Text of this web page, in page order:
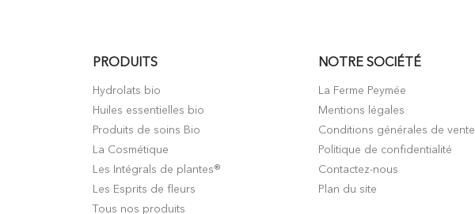
PRODUITS
Hydrolats bio
Huiles essentielles bio
Produits de soins Bio
La Cosmétique
Les Intégrals de plantes®
Les Esprits de fleurs
Tous nos produits
NOTRE SOCIÉTÉ
La Ferme Peymée
Mentions légales
Conditions générales de vente
Politique de confidentialité
Contactez-nous
Plan du site